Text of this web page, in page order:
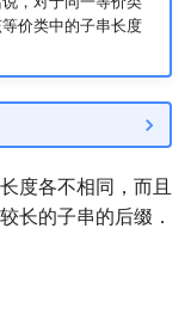
价类中的子串长度
度各不相同，而且
长的子串的后缀．